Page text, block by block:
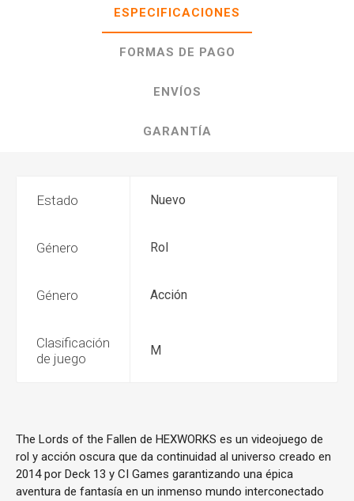
ESPECIFICACIONES
FORMAS DE PAGO
ENVÍOS
GARANTÍA
Estado Nuevo
Género Rol
Género Acción
Clasificación
de juego
M
The Lords of the Fallen de HEXWORKS es un videojuego de
rol y acción oscura que da continuidad al universo creado en
2014 por Deck 13 y CI Games garantizando una épica
aventura de fantasía en un inmenso mundo interconectado